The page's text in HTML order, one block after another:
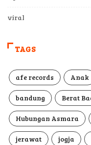
viral
TAGS
afe records Anak
bandung Berat
Hubungan Asmara
jerawat jogja